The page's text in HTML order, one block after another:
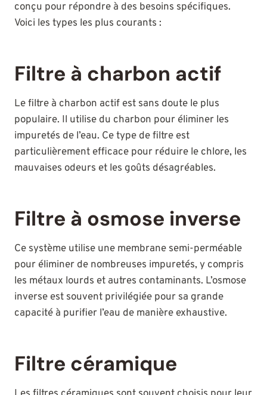
conçu pour répondre à des besoins spécifiques.
Voici les types les plus courants :
Filtre à charbon actif
Le filtre à charbon actif est sans doute le plus
populaire. Il utilise du charbon pour éliminer les
impuretés de l’eau. Ce type de filtre est
particulièrement efficace pour réduire le chlore, les
mauvaises odeurs et les goûts désagréables.
Filtre à osmose inverse
Ce système utilise une membrane semi-perméable
pour éliminer de nombreuses impuretés, y compris
les métaux lourds et autres contaminants. L’osmose
inverse est souvent privilégiée pour sa grande
capacité à purifier l’eau de manière exhaustive.
Filtre céramique